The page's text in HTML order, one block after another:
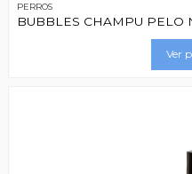
PERROS
BUBBLES CHAMPU PELO
Ver